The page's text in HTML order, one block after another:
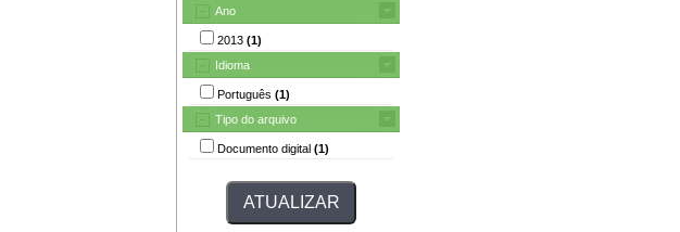
Ano
2013 (1)
Idioma
Português (1)
Tipo do arquivo
Documento digital (1)